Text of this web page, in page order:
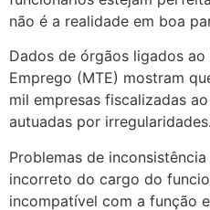
não é a realidade em boa
Dados de órgãos ligados
Emprego (MTE) mostram
mil empresas fiscalizadas
autuadas por irregularidades.
Problemas de
incorreto do cargo do
incompatível com a função